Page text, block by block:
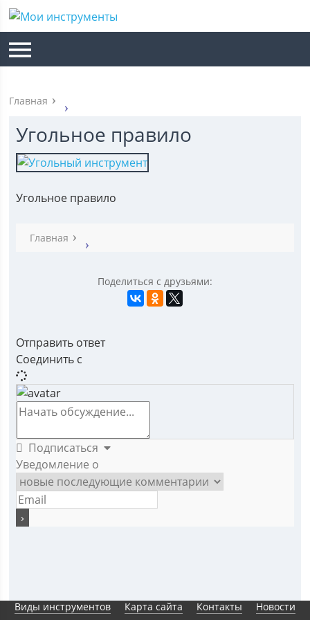
Главная
Угольное правило
Угольное правило
Главная
Поделиться с друзьями:
Отправить ответ
Соединить с
Подписаться
Уведомление о
Виды инструментов Карта сайта Контакты Новости